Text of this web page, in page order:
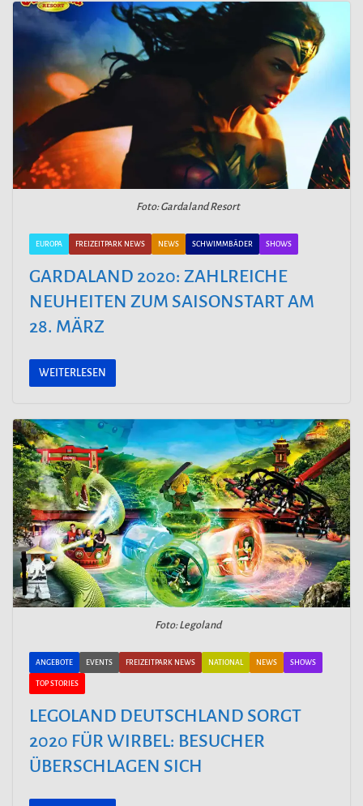
Foto: Gardaland Resort
EUROPA FREIZEITPARK NEWS NEWS SCHWIMMBÄDER SHOWS
GARDALAND 2020: ZAHLREICHE
NEUHEITEN ZUM SAISONSTART AM
28. MÄRZ
WEITERLESEN
Foto: Legoland
ANGEBOTE EVENTS FREIZEITPARK NEWS NATIONAL NEWS SHOWS
TOP STORIES
LEGOLAND DEUTSCHLAND SORGT
2020 FÜR WIRBEL: BESUCHER
ÜBERSCHLAGEN SICH